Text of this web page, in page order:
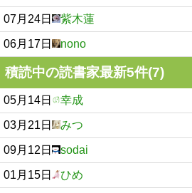
07月24日 紫木蓮
06月17日 nono
積読中の読書家最新5件(7)
05月14日 幸成
03月21日 みつ
09月12日 sodai
01月15日 ひめ